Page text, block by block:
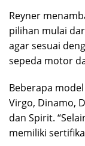
Reyner
pilihan mulai
agar sesuai
sepeda motor
Beberapa
Virgo, Dinamo,
dan Spirit.
memiliki